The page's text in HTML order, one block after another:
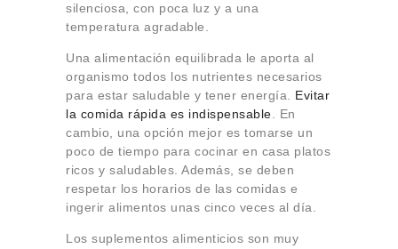
silenciosa, con poca luz y a una
temperatura agradable.
Una alimentación equilibrada le aporta al
organismo todos los nutrientes necesarios
para estar saludable y tener energía. Evitar
la comida rápida es indispensable . En
cambio, una opción mejor es tomarse un
poco de tiempo para cocinar en casa platos
ricos y saludables. Además, se deben
respetar los horarios de las comidas e
ingerir alimentos unas cinco veces al día.
Los suplementos alimenticios son muy